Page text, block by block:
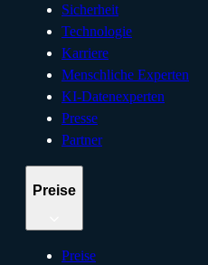
Sicherheit
Technologie
Karriere
Menschliche Experten
KI-Datenexperten
Presse
Partner
Preise
Preise